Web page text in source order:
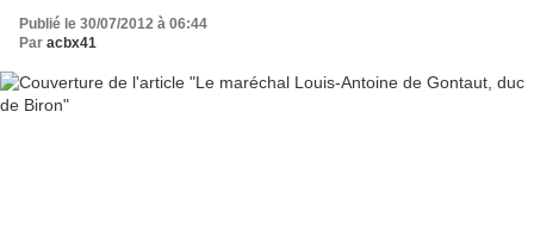
Publié le 30/07/2012 à 06:44
Par acbx41